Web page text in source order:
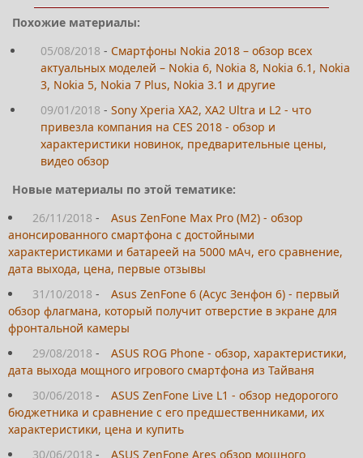
Похожие материалы:
05/08/2018 - Смартфоны Nokia 2018 – обзор всех
актуальных моделей – Nokia 6, Nokia 8, Nokia 6.1, Nokia
3, Nokia 5, Nokia 7 Plus, Nokia 3.1 и другие
09/01/2018 - Sony Xperia XA2, XA2 Ultra и L2 - что
привезла компания на CES 2018 - обзор и
характеристики новинок, предварительные цены,
видео обзор
Новые материалы по этой тематике:
26/11/2018 -
Asus ZenFone Max Pro (M2) - обзор
анонсированного смартфона с достойными
характеристиками и батареей на 5000 мАч, его сравнение,
дата выхода, цена, первые отзывы
31/10/2018 -
Asus ZenFone 6 (Асус Зенфон 6) - первый
обзор флагмана, который получит отверстие в экране для
фронтальной камеры
29/08/2018 -
ASUS ROG Phone - обзор, характеристики,
дата выхода мощного игрового смартфона из Тайваня
30/06/2018 -
ASUS ZenFone Live L1 - обзор недорогого
бюджетника и сравнение с его предшественниками, их
характеристики, цена и купить
30/06/2018 -
ASUS ZenFone Ares обзор мощного